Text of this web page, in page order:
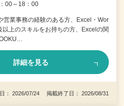
00～18：00
業事務の経験のある方、Excel・Wor
上のスキルをお持ちの方、Excelの関
詳細を見る
： 2026/07/24 掲載終了日： 2026/08/31